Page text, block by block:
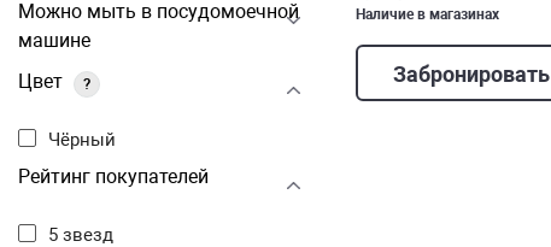
Можно мыть в посудомоечной
машине
Цвет
?
Чёрный
Рейтинг покупателей
5 звезд
Наличие в магазинах
Забронировать